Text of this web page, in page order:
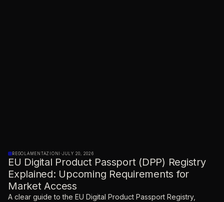
REGOLAMENTAZIONI ·JULY 20, 2026
EU Digital Product Passport (DPP) Registry
Explained: Upcoming Requirements for
Market Access
A clear guide to the EU Digital Product Passport Registry,